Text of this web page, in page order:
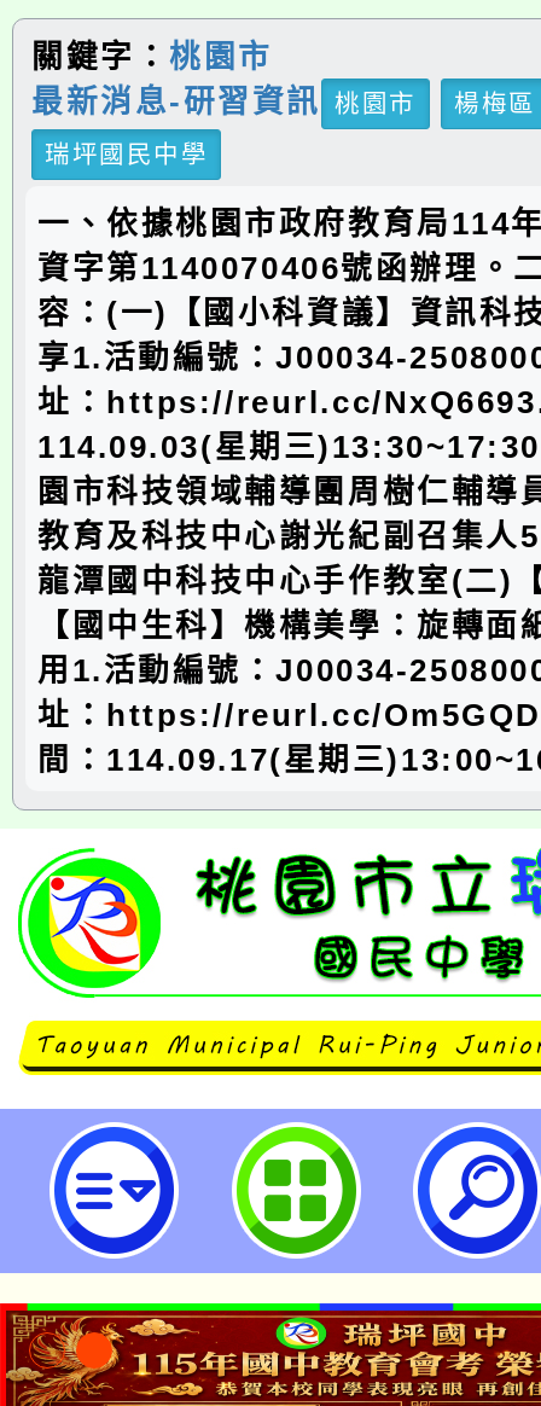
關鍵字：桃園市
最新消息-研習資訊
桃園市
楊梅區
瑞坪國民中學
一、依據桃園市政府教育局114
資字第1140070406號函辦理。
容：(一)【國小科資議】資訊科
享1.活動編號：J00034-
址：https://reurl.cc/
114.09.03(星期三
園市科技領域輔導團周樹仁輔導
教育及科技中心謝光紀副召集人
龍潭國中科技中心手作教室(二)
【國中生科】機構美學：旋轉面
用1.活動編號：J00034-
址：https://reurl.cc/
間：114.09.17(星期三
龍潭自造教育及科技中心114年09
習-桃園市立瑞坪國民中學